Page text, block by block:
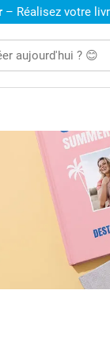
– Réalisez votre